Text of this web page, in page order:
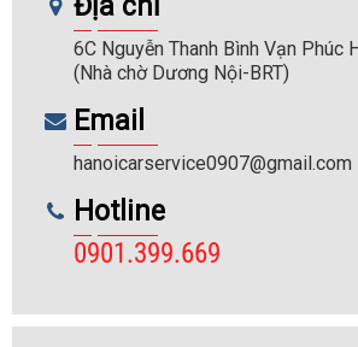
Địa chỉ
6C Nguyễn Thanh Bình Vạn Phúc
(Nhà chờ Dương Nội-BRT)
Email
hanoicarservice0907@gmail.com
Hotline
0901.399.669